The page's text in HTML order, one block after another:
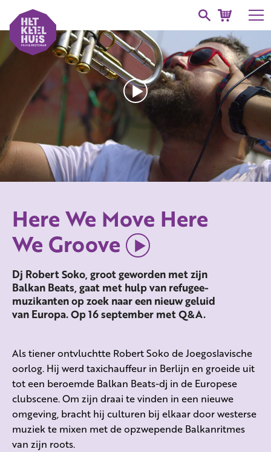
Here We Move Here
We Groove
Dj Robert Soko, groot geworden met zijn
Balkan Beats, gaat met hulp van refugee-
muzikanten op zoek naar een nieuw geluid
van Europa. Op 16 september met Q&A.
Als tiener ontvluchtte Robert Soko de Joegoslavische
oorlog. Hij werd taxichauffeur in Berlijn en groeide uit
tot een beroemde Balkan Beats-dj in de Europese
clubscene. Om zijn draai te vinden in een nieuwe
omgeving, bracht hij culturen bij elkaar door westerse
muziek te mixen met de opzwepende Balkanritmes
van zijn roots.